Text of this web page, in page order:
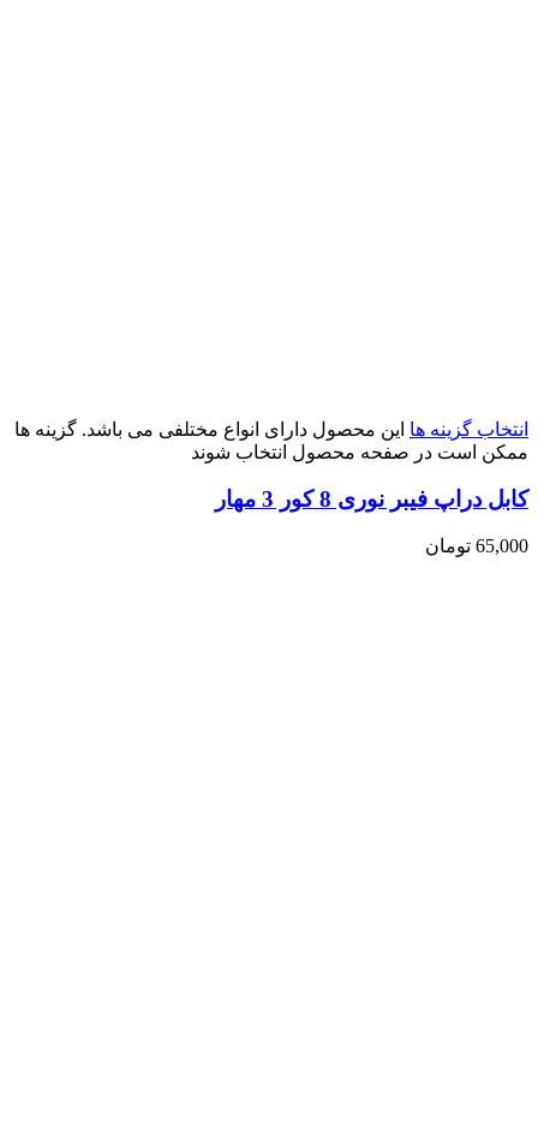
انتخاب گزینه ها این محصول دارای انواع مختلفی می باشد. گزینه ها
ممکن است در صفحه محصول انتخاب شوند
کابل دراپ فیبر نوری 8 کور 3 مهار
65,000 تومان